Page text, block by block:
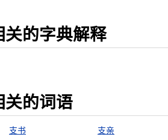
关的字典解释
关的词语
支书
支亲